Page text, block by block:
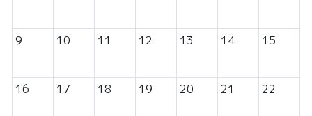
9 10 11 12 13 14 15
16 17 18 19 20 21 22